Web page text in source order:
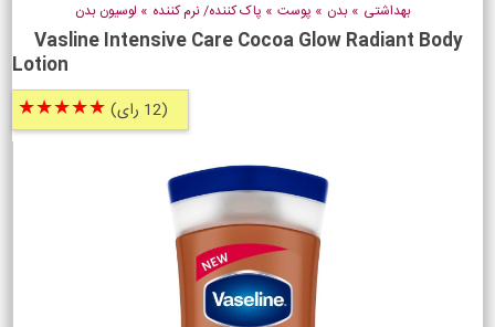
بهداشتی » بدن » پوست » پاک کننده/ نرم کننده » لوسیون بدن
Vasline Intensive Care Cocoa Glow Radiant Body
Lotion
(12 رای) ★★★★★